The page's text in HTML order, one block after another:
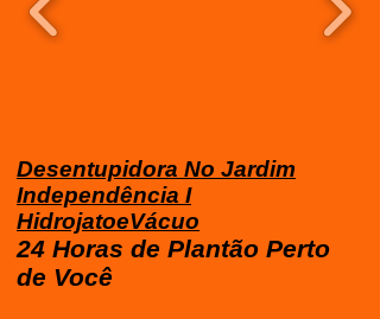
Desentupidora No Jardim
Independência I
HidrojatoeVácuo
24 Horas de Plantão Perto
de Você